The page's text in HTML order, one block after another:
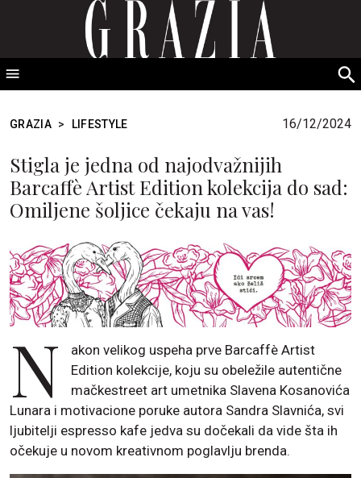
GRAZIA Srbija
GRAZIA > LIFESTYLE 16/12/2024
Stigla je jedna od najodvažnijih
Barcaffè Artist Edition kolekcija do sad:
Omiljene šoljice čekaju na vas!
N
akon velikog uspeha prve Barcaffè Artist
Edition kolekcije, koju su obeležile autentične
mačkestreet art umetnika Slavena Kosanovića
Lunara i motivacione poruke autora Sandra Slavnića, svi
ljubitelji espresso kafe jedva su dočekali da vide šta ih
očekuje u novom kreativnom poglavlju brenda.